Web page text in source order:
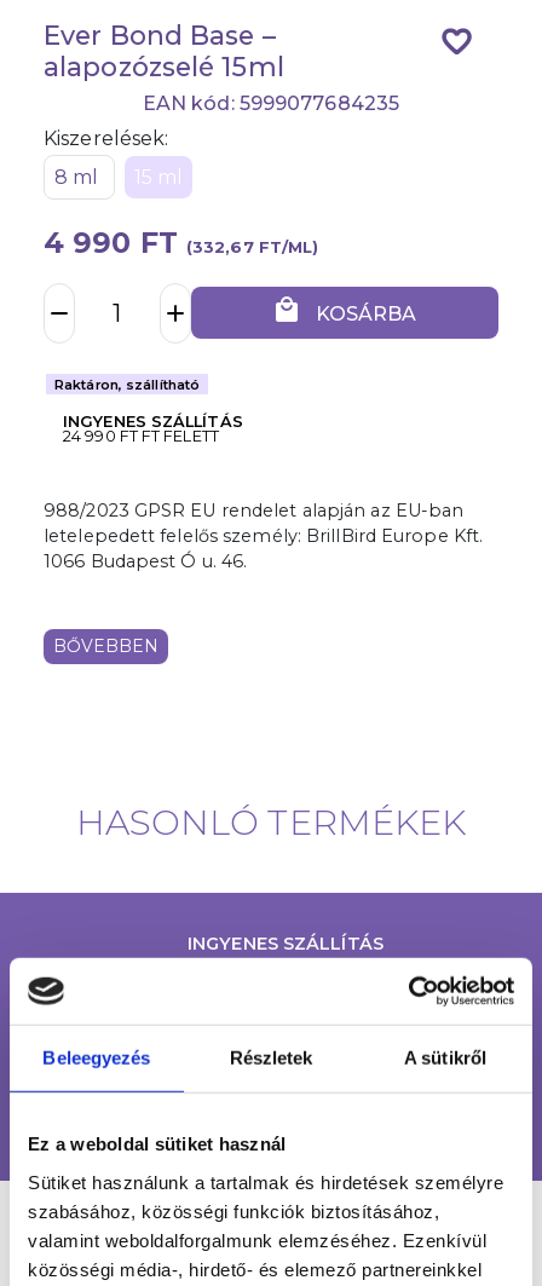
Beleegyezés Részletek A sütikről
Ez a weboldal sütiket használ
Sütiket használunk a tartalmak és hirdetések személyre
szabásához, közösségi funkciók biztosításához,
valamint weboldalforgalmunk elemzéséhez. Ezenkívül
közösségi média-, hirdető- és elemező partnereinkkel
favorite_border
Ever Bond Base –
alapozózselé 15ml
EAN kód: 5999077684235
Kiszerelések:
8 ml
15 ml
4 990 FT (332,67 FT/ML)
remove add local_mall KOSÁRBA
Raktáron, szállítható
INGYENES SZÁLLÍTÁS
24 990 FT FT FELETT
988/2023 GPSR EU rendelet alapján az EU-ban
letelepedett felelős személy: BrillBird Europe Kft.
1066 Budapest Ó u. 46.
BŐVEBBEN
HASONLÓ TERMÉKEK
INGYENES SZÁLLÍTÁS
ÜGYFÉLSZOLGÁLAT
7-15H TELEFONON, EMAILBEN
LÉGY NAPRAKÉSZ